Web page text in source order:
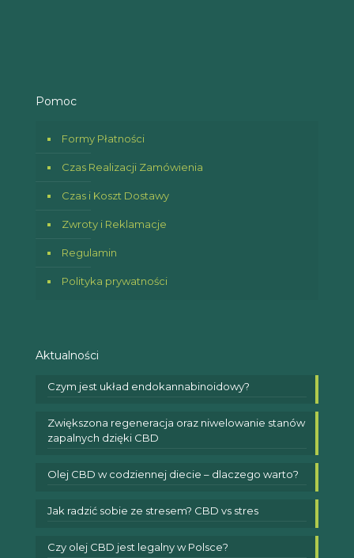
Pomoc
Formy Płatności
Czas Realizacji Zamówienia
Czas i Koszt Dostawy
Zwroty i Reklamacje
Regulamin
Polityka prywatności
Aktualności
Czym jest układ endokannabinoidowy?
Zwiększona regeneracja oraz niwelowanie stanów
zapalnych dzięki CBD
Olej CBD w codziennej diecie – dlaczego warto?
Jak radzić sobie ze stresem? CBD vs stres
Czy olej CBD jest legalny w Polsce?